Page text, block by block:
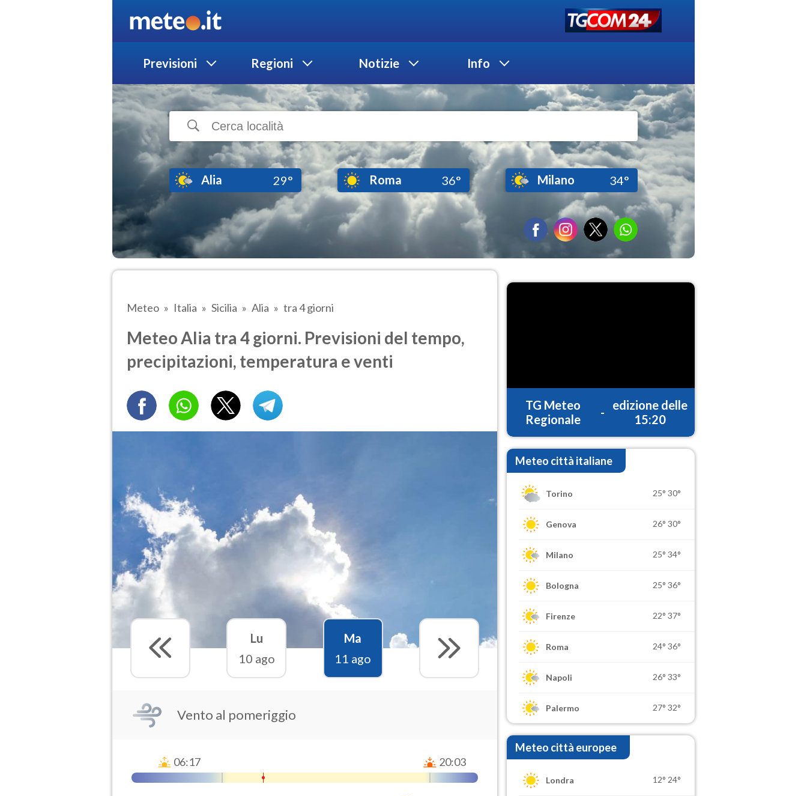
Previsioni Regioni Notizie Info
Alia 29° Roma 36° Milano 34°
Meteo Italia Sicilia Alia tra 4 giorni
Meteo Alia tra 4 giorni. Previsioni del tempo,
precipitazioni, temperatura e venti
Lu
10 ago
Ma
11 ago
Vento al pomeriggio
06:17 20:03
TG Meteo
Regionale
-
edizione delle
15:20
Meteo città italiane
Torino 25° 30°
Genova 26° 30°
Milano 25° 34°
Bologna 25° 36°
Firenze 22° 37°
Roma 24° 36°
Napoli 26° 33°
Palermo 27° 32°
Meteo città europee
Londra 12° 24°